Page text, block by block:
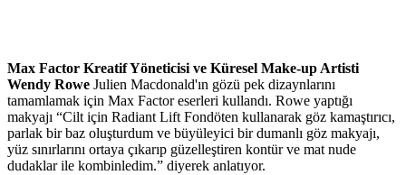
Max Factor Kreatif Yöneticisi ve Küresel Make-up Artisti
Wendy Rowe Julien Macdonald'ın gözü pek dizaynlarını
tamamlamak için Max Factor eserleri kullandı. Rowe yaptığı
makyajı “Cilt için Radiant Lift Fondöten kullanarak göz kamaştırıcı,
parlak bir baz oluşturdum ve büyüleyici bir dumanlı göz makyajı,
yüz sınırlarını ortaya çıkarıp güzelleştiren kontür ve mat nude
dudaklar ile kombinledim.” diyerek anlatıyor.